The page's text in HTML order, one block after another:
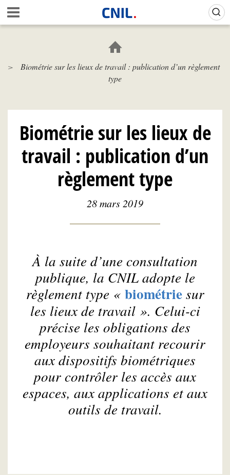
Aller
au
contenu
c
i
N
I
Biométrie sur les lieux de travail : publication d’un règlement
type
Biométrie sur les lieux de
travail : publication d’un
règlement type
28 mars 2019
À la suite d’une consultation
publique, la CNIL adopte le
règlement type « biométriesur
les lieux de travail ». Celui-ci
précise les obligations des
employeurs souhaitant recourir
aux dispositifs biométriques
pour contrôler les accès aux
espaces, aux applications et aux
outils de travail.
Gestion de vos préférences sur les cookies (témoins de connexion)